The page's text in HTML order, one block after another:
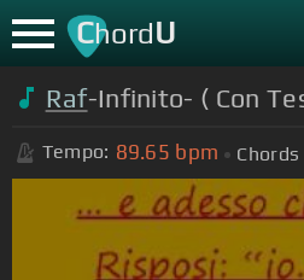
ChordU
Raf-Infinito- ( Con
Tempo: 89.65 bpm